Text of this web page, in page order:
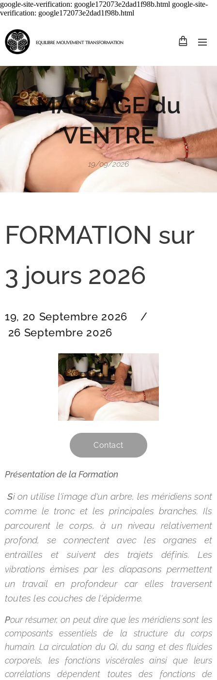
google-site-verification: google172073e2dad1f98b.html google-site-
verification: google172073e2dad1f98b.html
EQUILIBRE MOUVEMENT TRANSFORMATION
MASSAGE du
VENTRE
19/09/2026
FORMATION sur
3 jours 2026
19, 20 Septembre 2026 /
26 Septembre 2026
Contact
Présentation de la Formation
Si on utilise l'image d'un arbre, les méridiens sont
comme le tronc et les principales branches. Ils
parcourent le corps, à un niveau relativement
profond, se connectent avec les organes et
entrailles et suivent des trajets définis. Les
vibrations émises par les diapasons permettent
un travail en profondeur car elles traversent
toutes les couches de l'épiderme.
Pour résumer, on peut dire que les méridiens sont les
composants essentiels de la structure du corps
humain. La circulation du Qi, du sang et des fluides
corporels, les fonctions viscérales ainsi que leurs
corrélations dépendent toutes des fonctions de